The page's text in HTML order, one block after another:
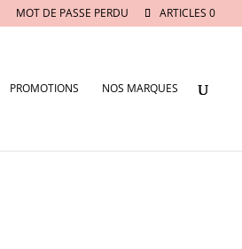
MOT DE PASSE PERDU ARTICLES 0
PROMOTIONS NOS MARQUES